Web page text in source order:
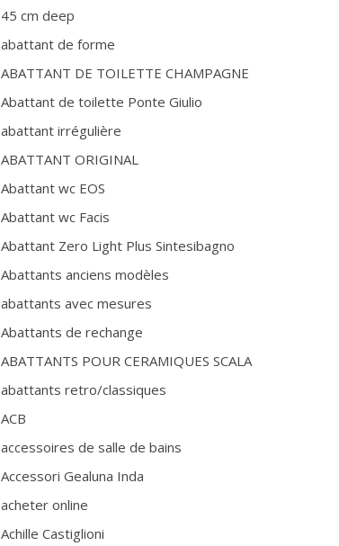
45 cm deep
abattant de forme
ABATTANT DE TOILETTE CHAMPAGNE
Abattant de toilette Ponte Giulio
abattant irrégulière
ABATTANT ORIGINAL
Abattant wc EOS
Abattant wc Facis
Abattant Zero Light Plus Sintesibagno
Abattants anciens modèles
abattants avec mesures
Abattants de rechange
ABATTANTS POUR CERAMIQUES SCALA
abattants retro/classiques
ACB
accessoires de salle de bains
Accessori Gealuna Inda
acheter online
Achille Castiglioni